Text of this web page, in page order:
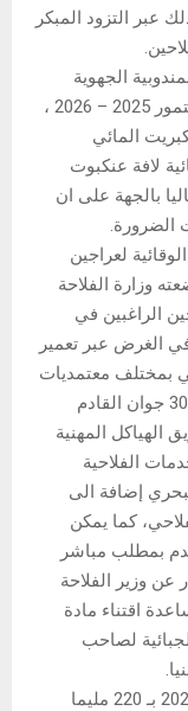
عبر التزود المبكر
الجهوية
للتنمية الفلاحية بقبلي حول إنجاح موسم التمور 2025 – 2026 ،
المائي
لافة عنكبوت
حاليا بالجهة على ان
الضرورة.
لعراجين
وزارة الفلاحة
الراغبين في
الغرض عبر تعمير
بمختلف معتمديات
الهياكل المهنية
الفلاحية
إضافة الى
كما يمكن
بمطلب مباشر
عن وزير الفلاحة
بمساعدة اقتناء مادة
لصاحب
وقد حدد سعر مادة الكبريت المائي لسنة 2026 بـ 220 مليما